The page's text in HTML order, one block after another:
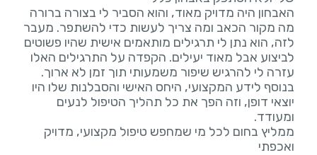
האבחון היה מדויק מאוד, והוא הסביר לי בצורה ברורה
מה מקור הכאב ומה צריך לעשות כדי להשתפר. מעבר
לזה, הוא נתן לי תרגילים מותאמים אישית שהיו פשוטים
לביצוע אבל מאוד יעילים. הקפדה על התרגילים האלו
בנוסף לידע המקצועי, היחס האישי והסבלנות שלו היו
יוצאי דופן, וזה הפך את כל תהליך הטיפול לנעים
ממליץ בחום לכל מי שמחפש טיפול מקצועי, מדויק
ואכפתי